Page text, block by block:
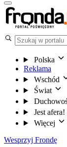
Polska
Reklama
Wschód
Świat
Jest afera!
Więcej
Wesprzyj Frondę